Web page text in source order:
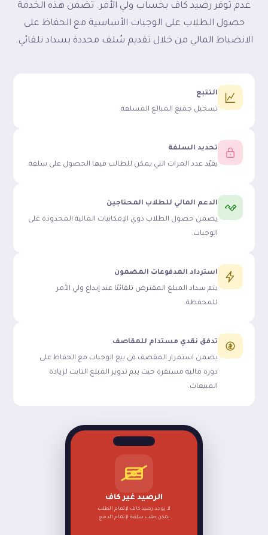
عدم توفر رصيد كاف بحساب ولي الأمر. تضمن هذه الخدمة
حصول الطلاب على الوجبات الأساسية مع الحفاظ على
الانضباط المالي من خلال تقديم سُلف محددة بسداد تلقائي.
التتبع
تسجيل جميع المبالغ المسلفة.
تحديد السلفة
يقيّد عدد المرات التي يمكن للطالب فيها الحصول على سلفة.
الدعم المالي للطلاب المحتاجين
يضمن حصول الطلاب ذوي الإمكانيات المالية المحدودة على
الوجبات.
استرداد المدفوعات المضمون
يتم سداد المبلغ المقترض تلقائيًا عند إيداع ولي الأمر
للمحفظة.
تدفق نقدي مستدام للمقاصف
يضمن استمرار المقصف في بيع الوجبات مع الحفاظ على
دورة مالية مستقرة حيث يتم تدوير المبلغ الثابت لزيادة
المبيعات.
الرصيد غير كاف
لا يوجد رصيد كاف لإتمام الطلب
يمكن طلب سلفة لإتمام الدفع